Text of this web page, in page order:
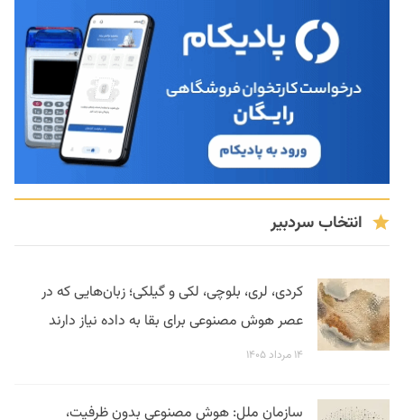
انتخاب سردبیر
کردی، لری، بلوچی، لکی و گیلکی؛ زبان‌هایی که در
عصر هوش مصنوعی برای بقا به داده نیاز دارند
۱۴ مرداد ۱۴۰۵
سازمان ملل: هوش مصنوعی بدون ظرفیت،